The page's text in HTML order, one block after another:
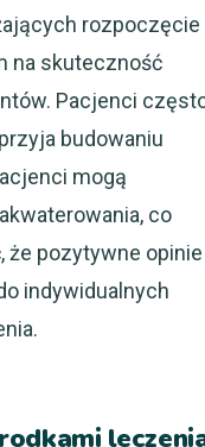
rozpoczęcie
na skuteczność
Pacjenci
budowaniu
mogą
co
że pozytywne opinie
indywidualnych